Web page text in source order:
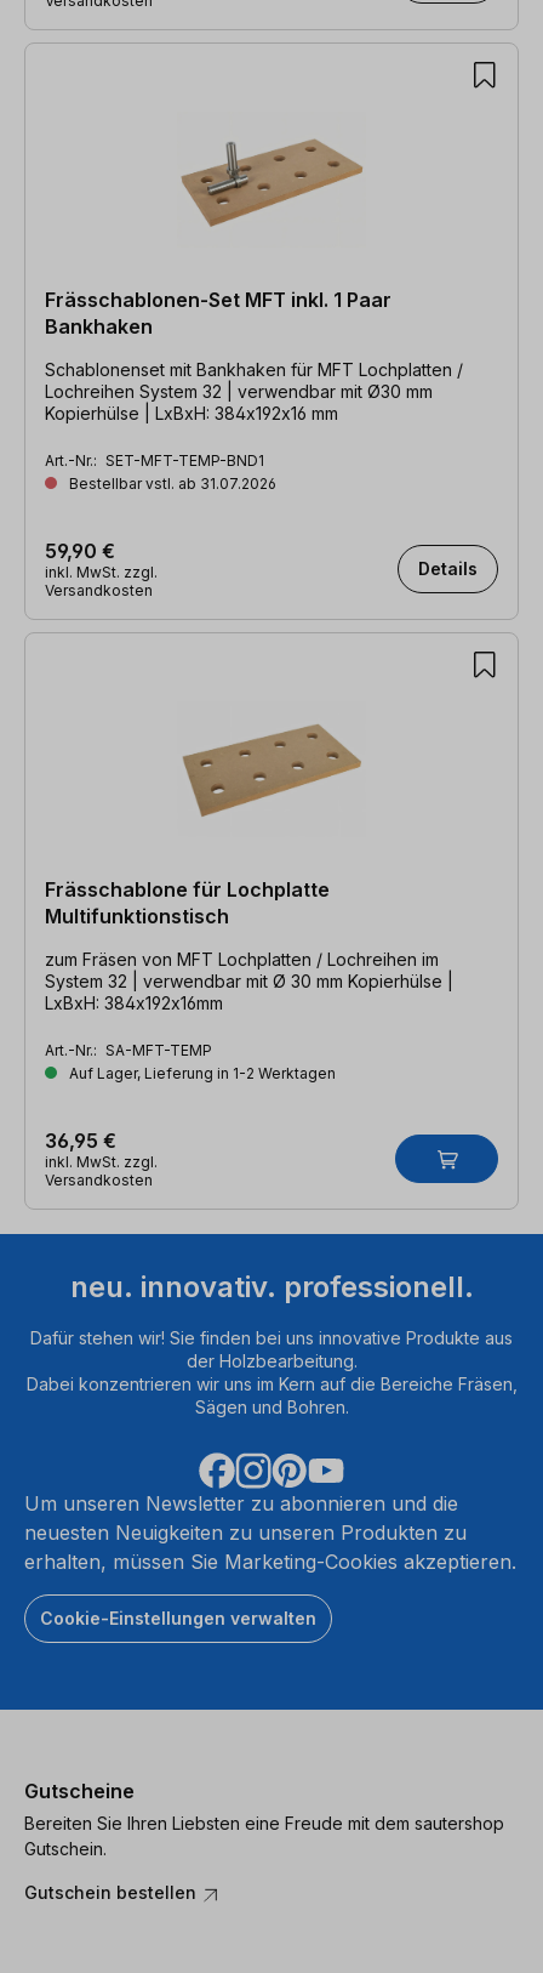
Frässchablonen-Set MFT inkl. 1 Paar
Bankhaken
Schablonenset mit Bankhaken für MFT Lochplatten /
Lochreihen System 32 | verwendbar mit Ø30 mm
Kopierhülse | LxBxH: 384x192x16 mm
Art.-Nr.: SET-MFT-TEMP-BND1
Bestellbar vstl. ab 31.07.2026
59,90 €
inkl. MwSt. zzgl.
Versandkosten
Details
Frässchablone für Lochplatte
Multifunktionstisch
zum Fräsen von MFT Lochplatten / Lochreihen im
System 32 | verwendbar mit Ø 30 mm Kopierhülse |
LxBxH: 384x192x16mm
Art.-Nr.: SA-MFT-TEMP
Auf Lager, Lieferung in 1-2 Werktagen
36,95 €
inkl. MwSt. zzgl.
Versandkosten
neu. innovativ. professionell.
Dafür stehen wir! Sie finden bei uns innovative Produkte aus
der Holzbearbeitung.
Dabei konzentrieren wir uns im Kern auf die Bereiche Fräsen,
Sägen und Bohren.
Um unseren Newsletter zu abonnieren und die
neuesten Neuigkeiten zu unseren Produkten zu
erhalten, müssen Sie Marketing-Cookies akzeptieren.
Cookie-Einstellungen verwalten
Gutscheine
Bereiten Sie Ihren Liebsten eine Freude mit dem sautershop
Gutschein.
Gutschein bestellen